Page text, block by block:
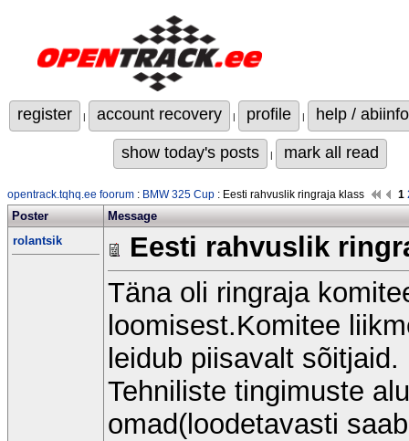
register | account recovery | profile | help / abiinfo
show today's posts | mark all read
opentrack.tqhq.ee foorum : BMW 325 Cup : Eesti rahvuslik ringraja klass 1
Poster
Message
rolantsik
Eesti rahvuslik
Täna oli ringraja
loomisest.Komitee
leidub piisavalt sõitjaid.
Tehniliste tingimuste
omad(loodetavasti